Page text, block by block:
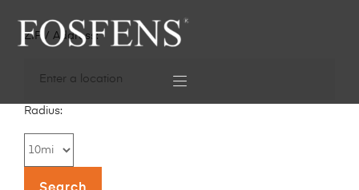
ZIP / Address:
Radius: